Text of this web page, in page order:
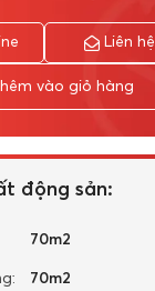
Liên hệ
vào giỏ hàng
động sản:
70m2
70m2